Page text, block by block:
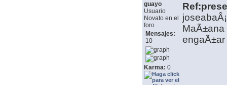
guayo
Usuario
Novato en el
foro
Mensajes:
10
Karma: 0
engaÃ±ar